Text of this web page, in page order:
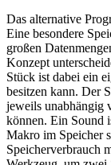
Das alternative
Eine besondere
großen
Konzept
Stück ist dabei ein
besitzen kann. Der
jeweils unabhängig
können. Ein Sound
Makro im Speicher
Speicherverbrauch